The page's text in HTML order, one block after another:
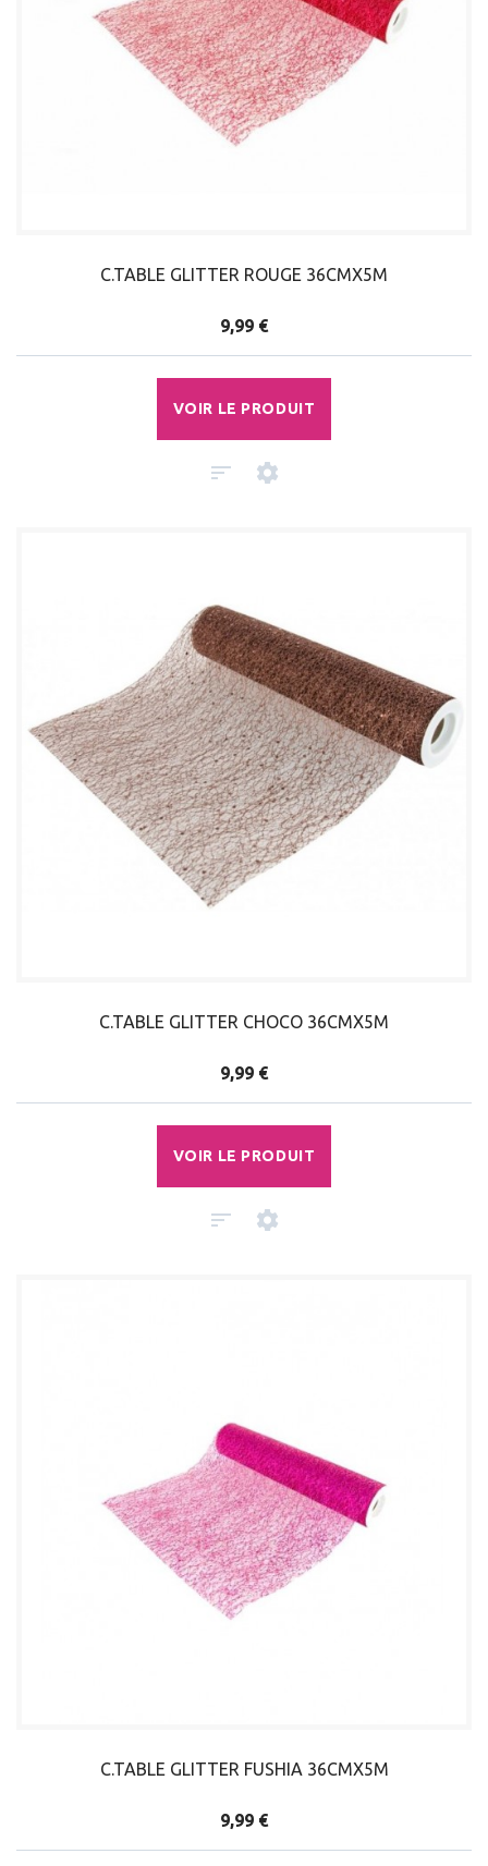
C.TABLE GLITTER ROUGE 36CMX5M
9,99 €
VOIR LE PRODUIT
C.TABLE GLITTER CHOCO 36CMX5M
9,99 €
VOIR LE PRODUIT
C.TABLE GLITTER FUSHIA 36CMX5M
9,99 €